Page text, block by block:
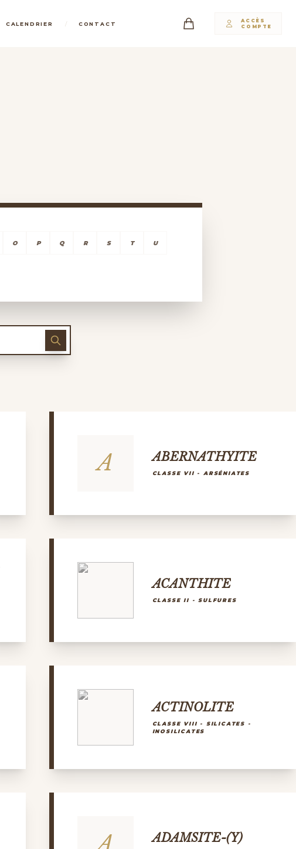
CALENDRIER / CONTACT
ACCÈS
COMPTE
O P Q R S T U
A ABERNATHYITE
CLASSE VII - ARSÉNIATES
ACANTHITE
CLASSE II - SULFURES
ACTINOLITE
CLASSE VIII - SILICATES -
INOSILICATES
ADAMSITE-(Y)